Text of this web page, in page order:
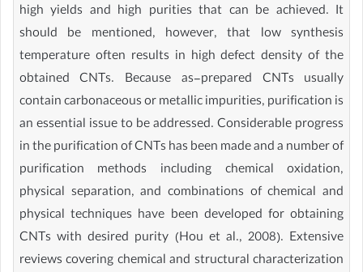
high yields and high purities that can be achieved. It
should be mentioned, however, that low synthesis
temperature often results in high defect density of the
obtained CNTs. Because as-prepared CNTs usually
contain carbonaceous or metallic impurities, purification is
an essential issue to be addressed. Considerable progress
in the purification of CNTs has been made and a number of
purification methods including chemical oxidation,
physical separation, and combinations of chemical and
physical techniques have been developed for obtaining
CNTs with desired purity (Hou et al., 2008). Extensive
reviews covering chemical and structural characterization